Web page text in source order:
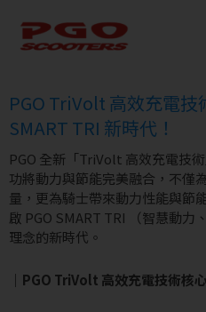
容PGO TriVolt 高效充電
SMART TRI 新時代！
PGO 全新「TriVolt 高效充電技
功將動力與節能完美融合，不僅
量，更為騎士帶來動力性能與節
啟 PGO SMART TRI （智慧動力
理念的新時代。
｜PGO TriVolt 高效充電技術核